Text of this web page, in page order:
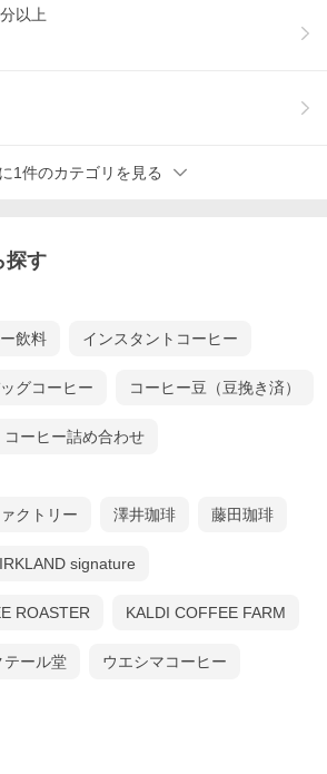
日以上
ことで、一日のスタートを気持ちよく切るこ
方：家族や友人に分けたり、一緒に楽しむた
に購入する人が多く見受けられます。一緒
：コーヒーの香りや味を楽しむために購入
ている人が多いです。特に、新鮮な香りや
・沖縄県へのお届けは、
焙煎度合はお選び頂けません。
以上
1件のカテゴリを見る
探す
飲料 インスタントコーヒー
グコーヒー コーヒー豆（豆挽き済）
コーヒー詰め合わせ
クトリー 澤井珈琲 藤田珈琲
signature
ROASTER KALDI COFFEE FARM
テール堂 ウエシマコーヒー